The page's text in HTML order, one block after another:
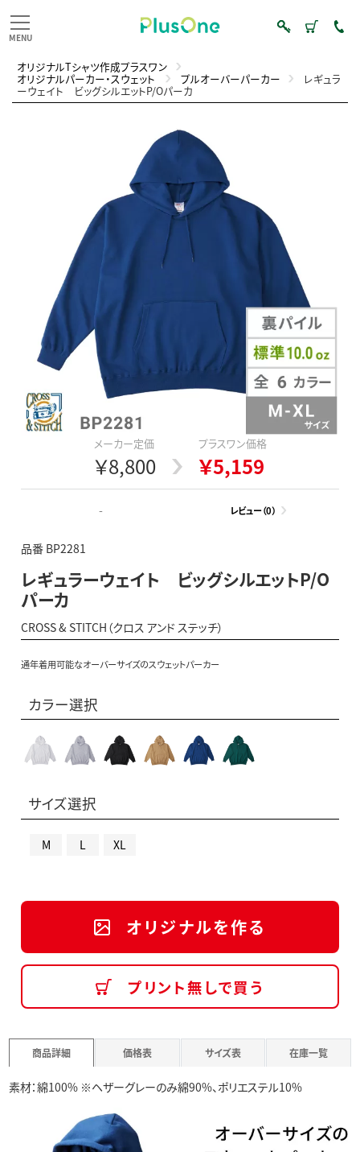
オリジナルTシャツ作成プラスワン
オリジナルパーカー・スウェット プルオーバーパーカー レギュラ
ーウェイト ビッグシルエットP/Oパーカ
メーカー定価
￥8,800
プラスワン価格
￥5,159
- レビュー（0）
品番 BP2281
レギュラーウェイト ビッグシルエットP/O
パーカ
CROSS & STITCH（クロス アンド ステッチ）
通年着用可能なオーバーサイズのスウェットパーカー
カラー選択
サイズ選択
M L XL
オリジナルを作る
プリント無しで買う
商品詳細 価格表 サイズ表 在庫一覧
素材：綿100% ※ヘザーグレーのみ綿90%、ポリエステル10%